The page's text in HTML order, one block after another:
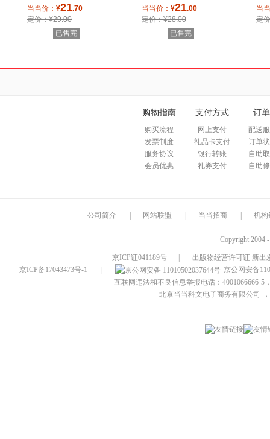
当当价： ¥21.70
定价：¥29.00
已售完
当当价： ¥21.00
定价：¥28.00
已售完
当
定
购物指南
购买流程
发票制度
服务协议
会员优惠
支付方式
网上支付
礼品卡支付
银行转账
礼券支付
订
配送
订单
自助
自助
公司简介 网站联盟 当当招商 机构
Copyright 2004
京ICP证041189号
出版物经营许可证 新出
京ICP备17043473号-1
京公网安备
互联网违法和不良信息举报电话：4001066666-5
北京当当科文电子商务有限公司